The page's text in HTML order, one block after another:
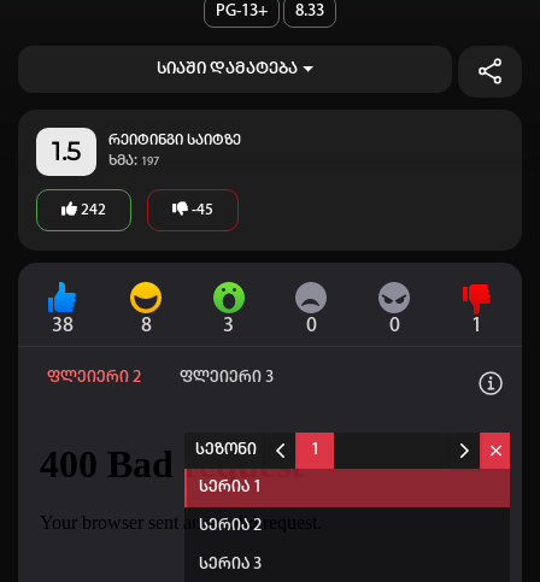
PG-13+
8.33
სიაში დამატება
1.5
რეიტინგი საიტზე
ხმა: 197
242 -45
38 8 3 0 0 1
ფლეიერი 2 ფლეიერი 3
სეზონი 1
სერია 1
სერია 2
სერია 3